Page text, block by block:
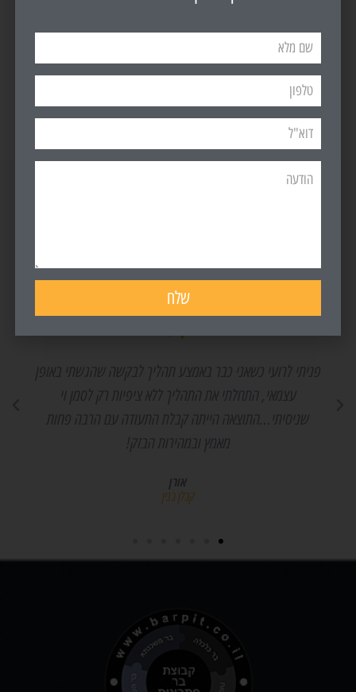
הודעת משרד האוצר על הארכת תוקף זכאות לבעלי תעודת
לרשימת קבלנים מוכרים
קבלן בנין
שלח